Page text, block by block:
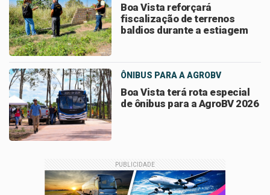
Boa Vista reforçará
fiscalização de terrenos
baldios durante a estiagem
ÔNIBUS PARA A AGROBV
Boa Vista terá rota especial
de ônibus para a AgroBV 2026
PUBLICIDADE